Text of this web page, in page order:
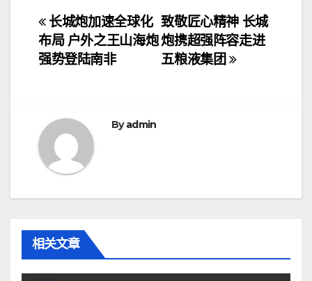
文
章
航
致敬匠心精神 长城
炮携超强阵容走进
五粮液集团
长城炮加速全球化
布局 户外之王山海炮
强势登陆南非
Byadmin
相关文章